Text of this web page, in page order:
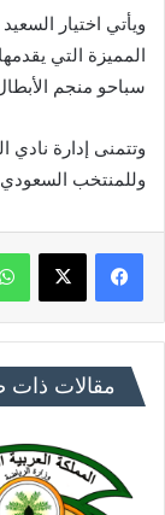
ويأتي اختيار
المميزة التي
سباحو منجم
وتتمنى إدارة نادي
وللمنتخب
فيسبوك X
مقالات ذات